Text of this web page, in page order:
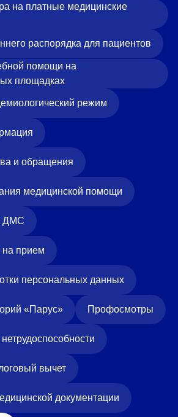
на платные медицинские
распорядка для пациентов
помощи на
площадках
режим
и обращения
медицинской помощи
ДМС
на прием
персональных данных
«Парус» Профосмотры
вычет
документации